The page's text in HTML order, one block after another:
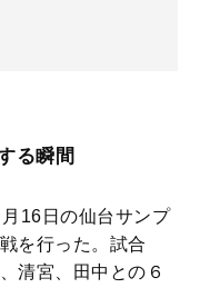
る瞬間
16日の仙台サンプ
を行った。試合
清宮、田中との６